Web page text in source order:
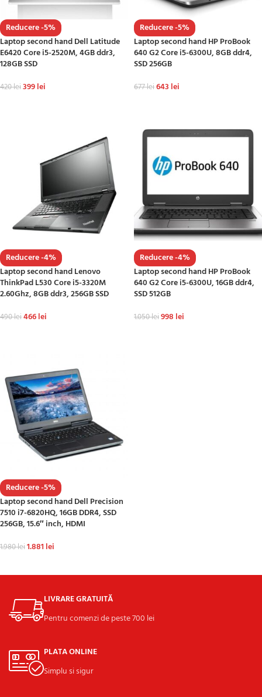
Reducere -5%
Laptop second hand Dell Latitude
E6420 Core i5-2520M, 4GB ddr3,
128GB SSD
420lei399lei
Reducere -5%
Laptop second hand HP ProBook
640 G2 Core i5-6300U, 8GB ddr4,
SSD 256GB
677lei643 lei
Reducere -4%
Laptop second hand Lenovo
ThinkPad L530 Core i5-3320M
2.60Ghz, 8GB ddr3, 256GB SSD
490lei466lei
Reducere -4%
Laptop second hand HP ProBook
640 G2 Core i5-6300U, 16GB ddr4,
SSD 512GB
1.050lei998 lei
Reducere -5%
Laptop second hand Dell Precision
7510 i7-6820HQ, 16GB DDR4, SSD
256GB, 15.6″ inch, HDMI
1.980lei1.881 lei
LIVRARE GRATUITĂ
Pentru comenzi de peste 700 lei
PLATA ONLINE
Simplu si sigur